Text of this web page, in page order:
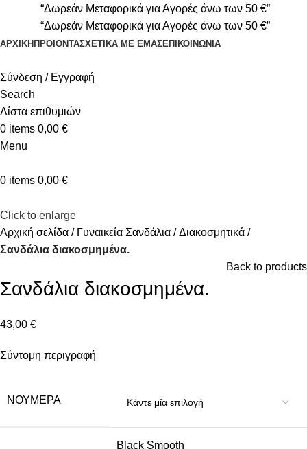
“Δωρεάν Μεταφορικά για Αγορές άνω των 50 €”
“Δωρεάν Μεταφορικά για Αγορές άνω των 50 €”
ΑΡΧΙΚΉ ΠΡΟΙΟΝΤΑΣΧΕΤΙΚΆ ΜΕ ΕΜΆΣΕΠΙΚΟΙΝΩΝΊΑ
Σύνδεση / Εγγραφή
Search
Λίστα επιθυμιών
0 items 0,00 €
Menu
0 items 0,00 €
Click to enlarge
Αρχική σελίδα
Γυναικεία Σανδάλια
Διακοσμητικά
Σανδάλια διακοσμημένα.
Back to products
Σανδάλια διακοσμημένα.
43,00 €
Σύντομη περιγραφή
ΝΟΎΜΕΡΑ
Black Smooth